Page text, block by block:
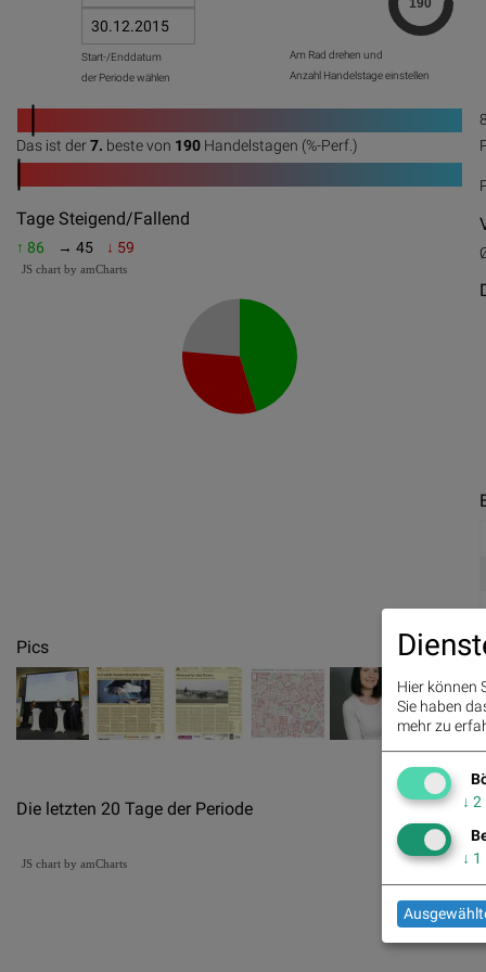
Start-/Enddatum
der Periode wählen
Am Rad drehen und
Anzahl Handelstage einstellen
0 60
Das ist der7. beste von 190 Handelstagen (%-Perf.)
0 40
Tage Steigend/Fallend
↑ 86 → 45 ↓ 59
JS chart by amCharts
Pics
Die letzten 20 Tage der Periode
JS chart by amCharts
Hier können
Sie haben
mehr zu
↓ 2
↓ 1